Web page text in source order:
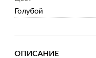
Голубой
ОПИСАНИЕ